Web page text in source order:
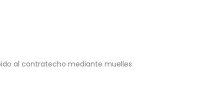
al contratecho mediante muelles